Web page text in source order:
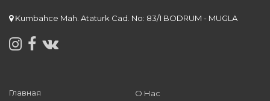
Kumbahce Mah. Ataturk Cad. No: 83/1 BODRUM - MUGLA
Главная
О Нас